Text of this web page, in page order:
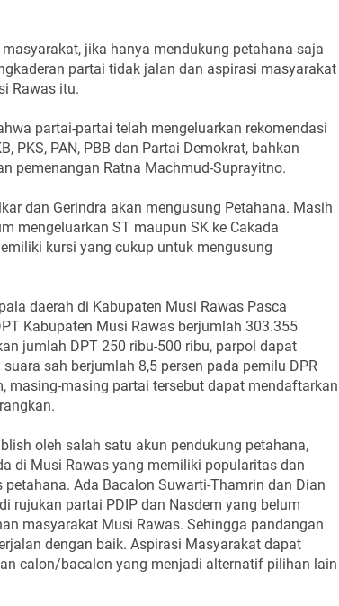
jika hanya mendukung petahana saja
partai tidak jalan dan aspirasi masyarakat
Rawas itu.
partai-partai telah mengeluarkan rekomendasi
PKS, PAN, PBB dan Partai Demokrat, bahkan
pemenangan Ratna Machmud-Suprayitno.
dan Gerindra akan mengusung Petahana. Masih
mengeluarkan ST maupun SK ke Cakada
kursi yang cukup untuk mengusung
daerah di Kabupaten Musi Rawas Pasca
Kabupaten Musi Rawas berjumlah 303.355
jumlah DPT 250 ribu-500 ribu, parpol dapat
sah berjumlah 8,5 persen pada pemilu DPR
masing-masing partai tersebut dapat mendaftarkan
oleh salah satu akun pendukung petahana,
di Musi Rawas yang memiliki popularitas dan
Ada Bacalon Suwarti-Thamrin dan Dian
rujukan partai PDIP dan Nasdem yang belum
masyarakat Musi Rawas. Sehingga pandangan
dengan baik. Aspirasi Masyarakat dapat
calon/bacalon yang menjadi alternatif pilihan lain